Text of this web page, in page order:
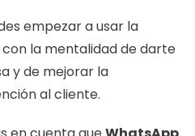
empezar a usar la
la mentalidad de darte
y de mejorar la
al cliente.